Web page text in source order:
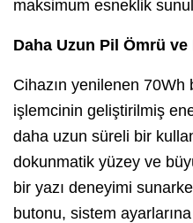
maksimum esneklik
Daha Uzun Pil Ömrü ve
Cihazın yenilenen 70Wh
işlemcinin geliştirilmiş
daha uzun süreli bir
dokunmatik yüzey ve
bir yazı deneyimi
butonu, sistem